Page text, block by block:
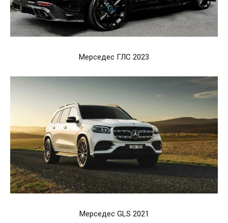
Мерседес ГЛС 2023
Мерседес GLS 2021